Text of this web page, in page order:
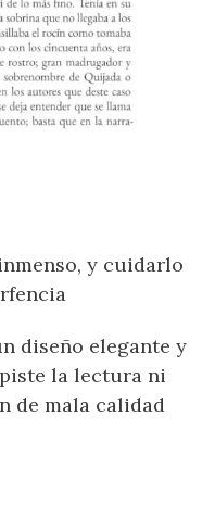
y cuidarlo
diseño elegante y
la lectura ni
de mala calidad